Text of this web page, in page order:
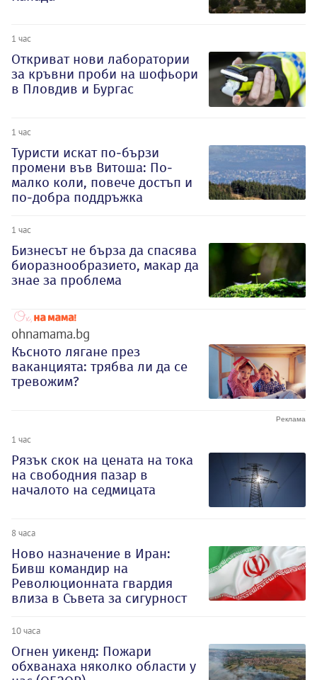
1 час
Откриват нови лаборатории
за кръвни проби на шофьори
в Пловдив и Бургас
1 час
Туристи искат по-бързи
промени във Витоша: По-
малко коли, повече достъп и
по-добра поддръжка
1 час
Бизнесът не бърза да спасява
биоразнообразието, макар да
знае за проблема
ohnamama.bg
Късното лягане през
ваканцията: трябва ли да се
тревожим?
1 час
Рязък скок на цената на тока
на свободния пазар в
началото на седмицата
8 часа
Ново назначение в Иран:
Бивш командир на
Революционната гвардия
влиза в Съвета за сигурност
10 часа
Огнен уикенд: Пожари
обхванаха няколко области у